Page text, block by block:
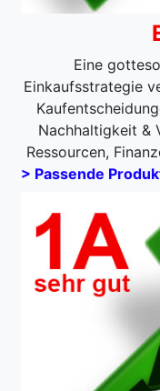
Eine
Einkaufsstrategie
Nachhaltigkeit &
Ressourcen,
> Passende